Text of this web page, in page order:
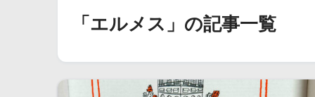
「エルメス」の記事一覧